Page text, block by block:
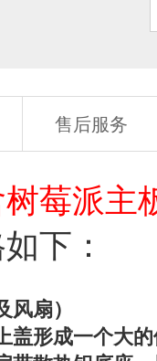
售后服务
莓派主
下：
扇）
盖形成一个大